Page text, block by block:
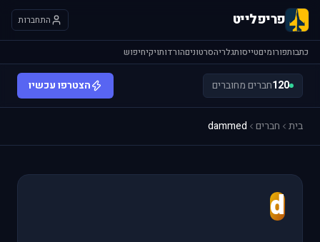
פריפלייט התחברות
כתבותפורומיםטייסותגלריהסרטוניםהורדותויקיחיפוש
120חברים מחוברים הצטרפו עכשיו
בית חברים dammed
d